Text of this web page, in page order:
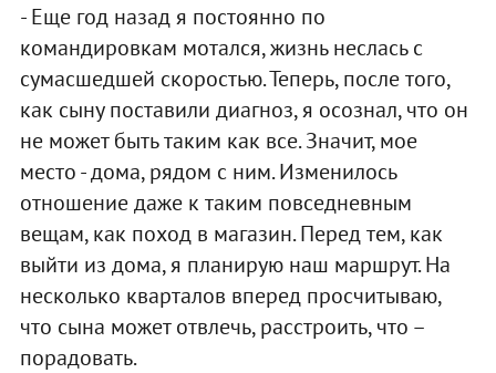
- Еще год назад я постоянно по
командировкам мотался, жизнь неслась с
сумасшедшей скоростью. Теперь, после того,
как сыну поставили диагноз, я осознал, что он
не может быть таким как все. Значит, мое
место - дома, рядом с ним. Изменилось
отношение даже к таким повседневным
вещам, как поход в магазин. Перед тем, как
выйти из дома, я планирую наш маршрут. На
несколько кварталов вперед просчитываю,
что сына может отвлечь, расстроить, что –
порадовать.